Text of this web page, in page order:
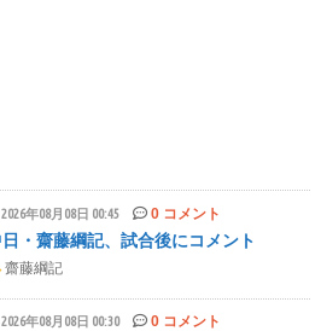
2026年08月08日 00:45 0 コメント
・齋藤綱記、試合後にコメント
齋藤綱記
2026年08月08日 00:30 0 コメント